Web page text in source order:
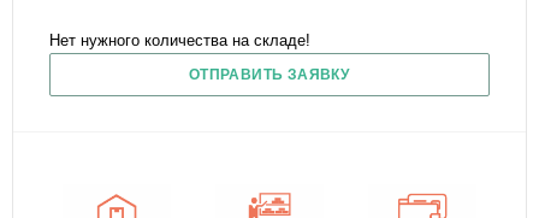
Нет нужного количества на складе!
ОТПРАВИТЬ ЗАЯВКУ